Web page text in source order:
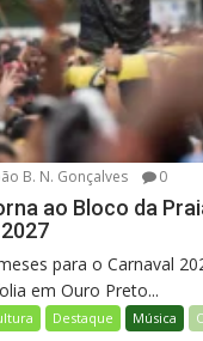
B. N. Gonçalves 0
ao Bloco da
para o Carnaval
em Ouro Preto...
Destaque Música